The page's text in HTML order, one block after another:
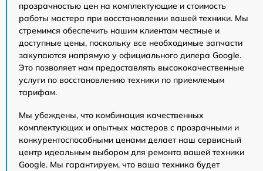
прозрачностью цен на комплектующие и стоимость
работы мастера при восстановлении вашей техники. Мы
стремимся обеспечить нашим клиентам честные и
доступные цены, поскольку все необходимые запчасти
закупаются напрямую у официального дилера Google.
Это позволяет нам предоставлять высококачественные
услуги по восстановлению техники по приемлемым
тарифам.
Мы убеждены, что комбинация качественных
комплектующих и опытных мастеров с прозрачными и
конкурентоспособными ценами делает наш сервисный
центр идеальным выбором для ремонта вашей техники
Google. Мы гарантируем, что ваша техника будет